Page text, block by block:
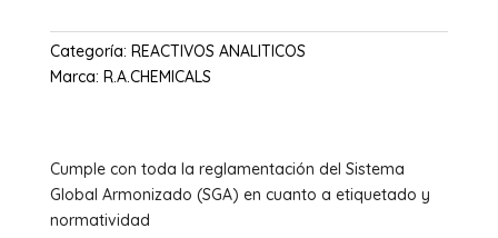
Categoría: REACTIVOS ANALITICOS
Marca: R.A.CHEMICALS
Cumple con toda la reglamentación del Sistema
Global Armonizado (SGA) en cuanto a etiquetado y
normatividad